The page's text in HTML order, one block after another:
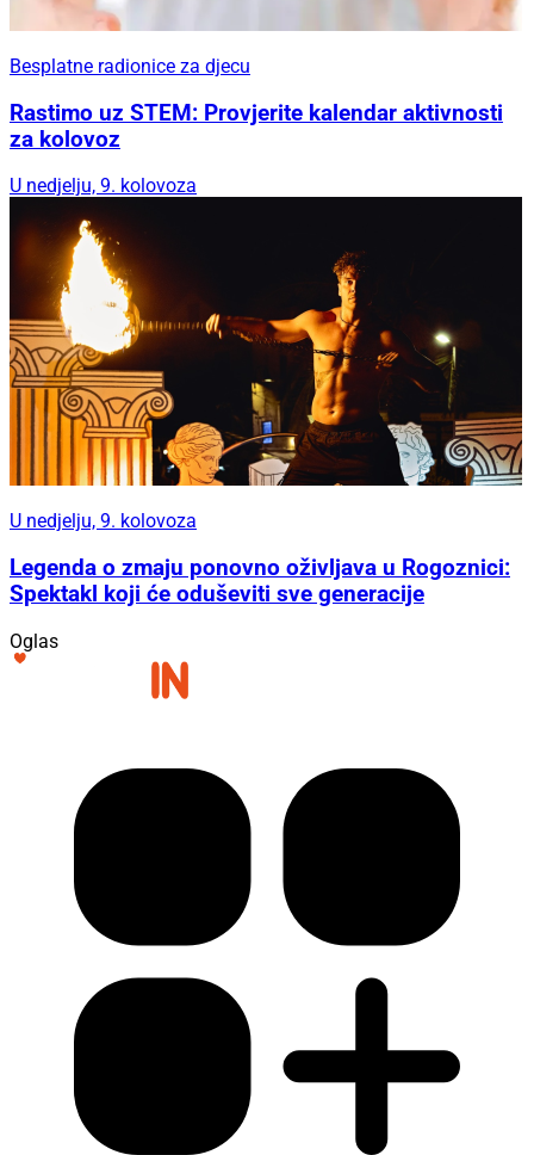
Besplatne radionice za djecu
Rastimo uz STEM: Provjerite kalendar aktivnosti
za kolovoz
U nedjelju, 9. kolovoza
U nedjelju, 9. kolovoza
Legenda o zmaju ponovno oživljava u Rogoznici:
Spektakl koji će oduševiti sve generacije
Oglas